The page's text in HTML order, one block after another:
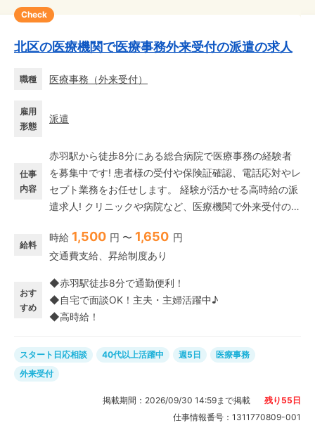
Check
北区の医療機関で医療事務外来受付の派遣の求人
職種 医療事務 （外来受付）
雇用
形態
派遣
仕事
内容
赤羽駅から徒歩8分にある総合病院で医療事務の経験者
を募集中です! 患者様の受付や保険証確認、電話応対やレ
セプト業務をお任せします。 経験が活かせる高時給の派
遣求人! クリニックや病院など、医療機関で外来受付の経
いたします♪
給料
時給 1,500 円 〜 1,650 円
交通費支給、昇給制度あり
おす
すめ
◆赤羽駅徒歩8分で通勤便利！
◆自宅で面談OK！主夫・主婦活躍中♪
◆高時給！
スタート日応相談 40代以上活躍中 週5日
医療事務
外来受付
掲載期間： 2026/09/30 14:59まで掲載 残り 55 日
仕事情報番号： 1311770809-001